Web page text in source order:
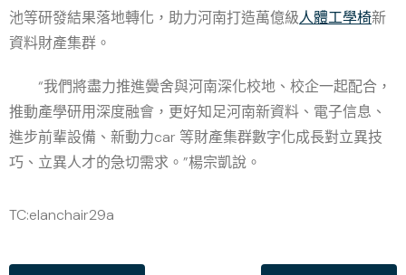
池等研發結果落地轉化，助力河南打造萬億級人體工學椅新
資料財產集群。
“我們將盡力推進黌舍與河南深化校地、校企一起配合，
推動產學研用深度融會，更好知足河南新資料、電子信息、
進步前輩設備、新動力car 等財產集群數字化成長對立異技
巧、立異人才的急切需求。”楊宗凱說。
TC:elanchair29a